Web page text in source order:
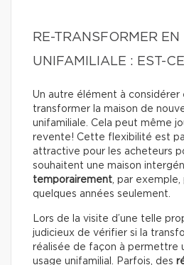
RE-TRANSFORMER EN
UNIFAMILIALE : EST-
Un autre élément à considérer
transformer la maison de
unifamiliale. Cela peut même
revente! Cette flexibilité est
attractive pour les acheteurs
souhaitent une maison
temporairement, par
quelques années seulement.
Lors de la visite d’une telle
judicieux de vérifier si la
réalisée de façon à permettre
usage unifamilial. Parfois, des